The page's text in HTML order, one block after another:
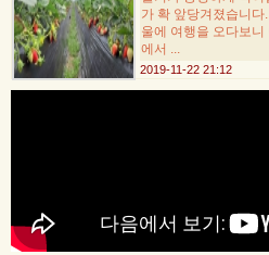
가 확 앞당겨졌습니다
울에 여행을 오다보
에서 ...
2019-11-22 21:12